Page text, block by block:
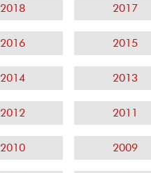
2018 2017
2016 2015
2014 2013
2012 2011
2010 2009